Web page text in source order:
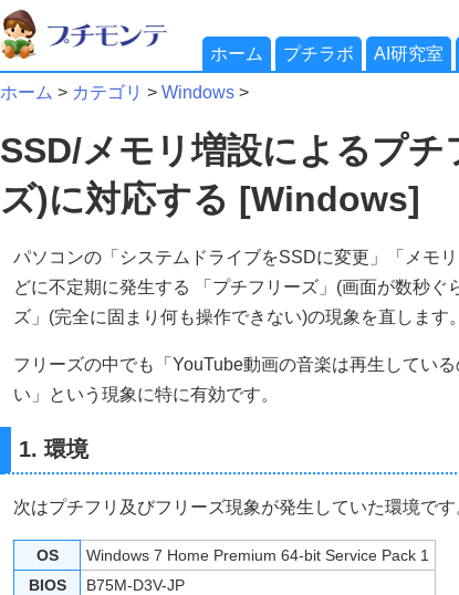
ホーム プチラボ AI研究室
ホーム > カテゴリ > Windows >
SSD/メモリ増設によるプチ
ズ)に対応する [Windows]
パソコンの「システムドライブをSSDに変更」「メモ
どに不定期に発生する 「プチフリーズ」(画面が数秒ぐ
ズ」(完全に固まり何も操作できない)の現象を直します。
フリーズの中でも「YouTube動画の音楽は再生してい
い」という現象に特に有効です。
1. 環境
次はプチフリ及びフリーズ現象が発生していた環境です
OS
Windows 7 Home Premium 64-bit Service Pack 1
BIOS
B75M-D3V-JP